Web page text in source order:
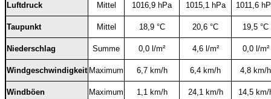
Luftdruck Mittel 1016,9 hPa 1015,1 hPa 1011,6
Taupunkt Mittel 18,9 °C 20,6 °C 19,5 °C
Niederschlag Summe 0,0 l/m² 4,6 l/m² 0,0 l/m²
Windgeschwindigkeit Maximum 6,7 km/h 6,4 km/h 4,8 km/h
Windböen Maximum 1,1 km/h 24,1 km/h 14,5 km/